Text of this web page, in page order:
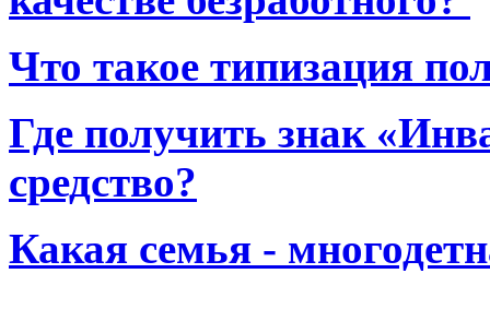
Что такое типизация
Где получить знак
средство?
Какая семья -